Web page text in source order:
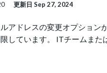
更新日 Sep 27, 2024
アドレスの変更オプション
しています。 ITチームまた